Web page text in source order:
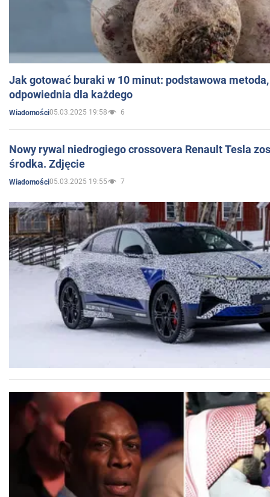
Jak gotować buraki w 10 minut: podstawowa
odpowiednia dla każdego
Wiadomości05.03.2025 19:58 6
Nowy rywal niedrogiego crossovera Renault Tesla
środka. Zdjęcie
Wiadomości05.03.2025 19:55 7